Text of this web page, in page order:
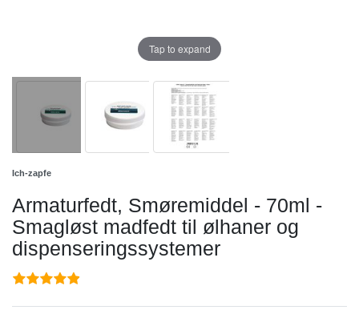
Tap to expand
Ich-zapfe
Armaturfedt, Smøremiddel - 70ml -
Smagløst madfedt til ølhaner og
dispenseringssystemer